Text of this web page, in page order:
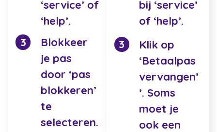
‘service’ of
‘help’.
Blokkeer
je pas
door ‘pas
blokkeren’
te
selecteren.
bij ‘service’
of ‘help’.
Klik op
‘Betaalpas
vervangen’
’. Soms
moet je
ook een